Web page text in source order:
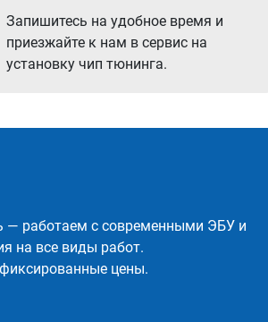
Запишитесь на удобное время и
приезжайте к нам в сервис на
установку чип тюнинга.
— работаем с современными ЭБУ и
на все виды работ.
цены.